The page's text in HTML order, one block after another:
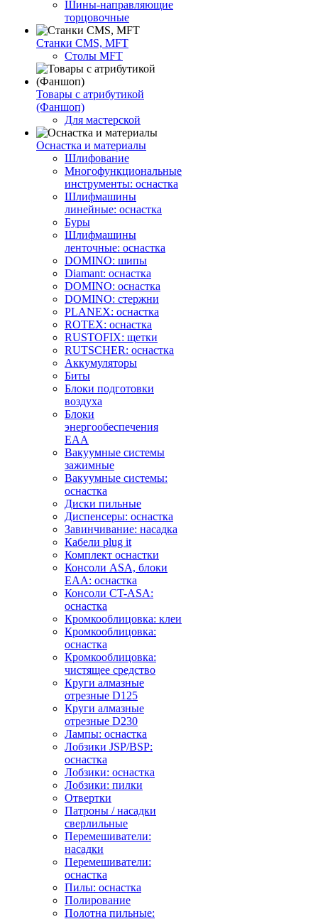
Шины-направляющие
торцовочные
Станки CMS, MFT
Столы MFT
Товары с атрибутикой
(Фаншоп)
Для мастерской
Оснастка и материалы
Шлифование
Многофункциональные
инструменты: оснастка
Шлифмашины
линейные: оснастка
Буры
Шлифмашины
ленточные: оснастка
DOMINO: шипы
Diamant: оснастка
DOMINO: оснастка
DOMINO: стержни
PLANEX: оснастка
ROTEX: оснастка
RUSTOFIX: щетки
RUTSCHER: оснастка
Аккумуляторы
Биты
Блоки подготовки
воздуха
Блоки
энергообеспечения
EAA
Вакуумные системы
зажимные
Вакуумные системы:
оснастка
Диски пильные
Диспенсеры: оснастка
Завинчивание: насадка
Кабели plug it
Комплект оснастки
Консоли ASA, блоки
EAA: оснастка
Консоли CT-ASA:
оснастка
Кромкооблицовка: клеи
Кромкооблицовка:
оснастка
Кромкооблицовка:
чистящее средство
Круги алмазные
отрезные D125
Круги алмазные
отрезные D230
Лампы: оснастка
Лобзики JSP/BSP:
оснастка
Лобзики: оснастка
Лобзики: пилки
Отвертки
Патроны / насадки
сверлильные
Перемешиватели:
насадки
Перемешиватели:
оснастка
Пилы: оснастка
Полирование
Полотна пильные: